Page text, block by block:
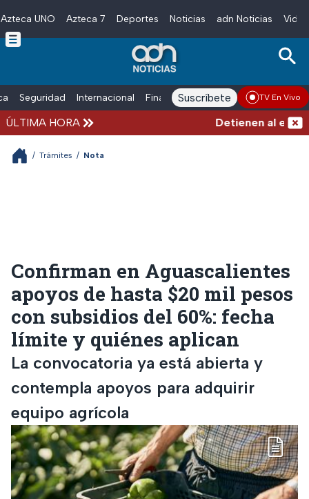
Skip to main content
Azteca UNO Azteca 7 Deportes Noticias adn Noticias
Seguridad Internacional Finanzas adn Noticias Radio
Suscríbete TV En Vivo
ÚLTIMA HORA Detienen al
/ Trámites / Nota
Confirman en Aguascalientes
apoyos de hasta $20 mil pesos
con subsidios del 60%: fecha
límite y quiénes aplican
La convocatoria ya está abierta y
contempla apoyos para adquirir
equipo agrícola